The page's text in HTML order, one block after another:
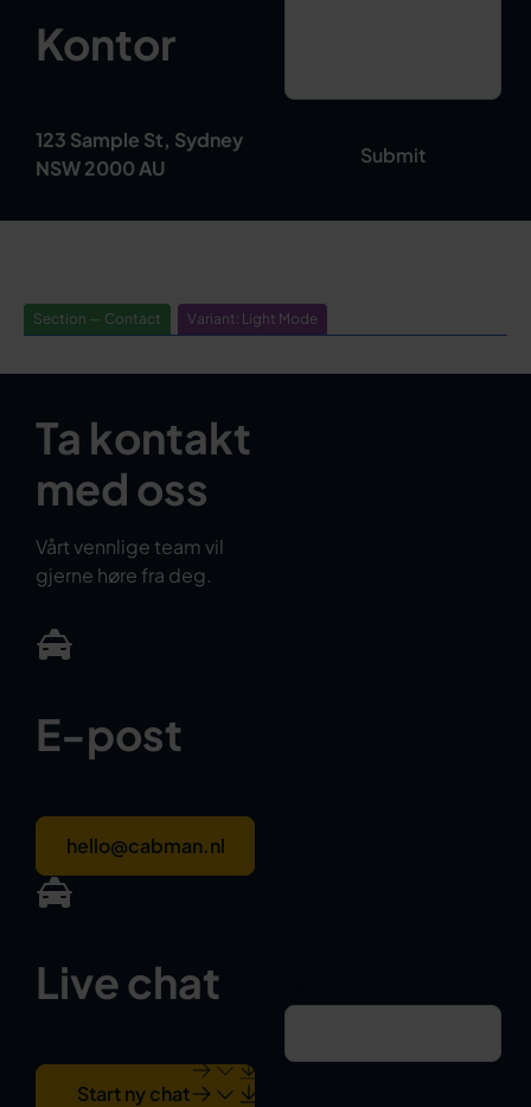
Kontor
123 Sample St, Sydney
NSW 2000 AU
Section — Contact Variant: Light Mode
Ta kontakt
med oss
Vårt vennlige team vil
gjerne høre fra deg.
E-post
hello@cabman.nl
Live chat
Start ny chat